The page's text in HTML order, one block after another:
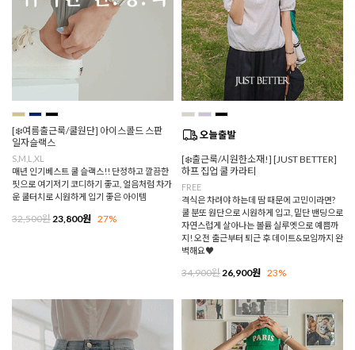
[❄️여름출근룩/쿨원단] 아이스콜드 스판
일자슬랙스
S,M,L,XL
매년 인기베스트 쿨 슬랙스!! 단정하고 깔끔한
핏으로 여기저기 코디하기 좋고, 얼음처럼 차가
운 쿨터치로 시원하게 입기 좋은 아이템
32,500원23,800원 27%
[❄️출근룩/시원한소재!] [JUST BETTER]
하프 집업 쿨 카라티
FREE
격식은 차려야 하는데 땀 때문에 고민이라면?
쿨 분또 원단으로 시원하게 입고, 밑단 밴딩으로
자연스럽게 살아나는 볼륨 실루엣으로 예쁨까
지! 오전 출근부터 퇴근 후 데이트&모임까지 완
벽해요♥
34,900원26,900원 23%